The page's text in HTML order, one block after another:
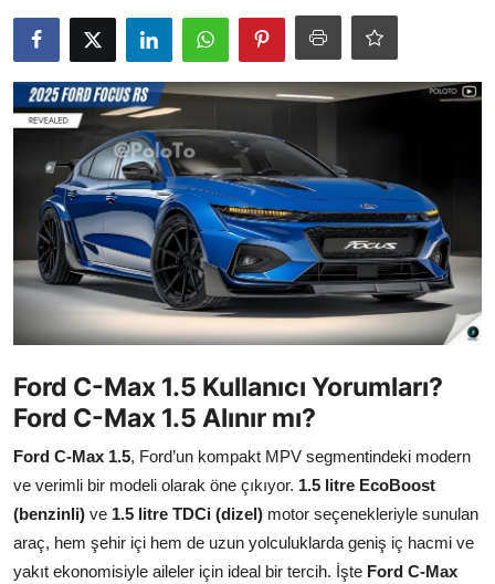
Bakım & Arıza Çözümleri
İkinci El & Ekspertiz
Muayene & Emisyon
Trafik Cezaları & Mevzuat
Ehliyet & Ruhsat İşlemleri
Sigorta & Kasko
Yakıt, LPG & Elektrikli
Ford C-Max 1.5 Kullanıcı Yorumları?
Ford C-Max 1.5 Alınır mı?
Ford C-Max 1.5, Ford’un kompakt MPV segmentindeki modern
ve verimli bir modeli olarak öne çıkıyor. 1.5 litre EcoBoost
(benzinli) ve 1.5 litre TDCi (dizel) motor seçenekleriyle sunulan
araç, hem şehir içi hem de uzun yolculuklarda geniş iç hacmi ve
yakıt ekonomisiyle aileler için ideal bir tercih. İşte Ford C-Max